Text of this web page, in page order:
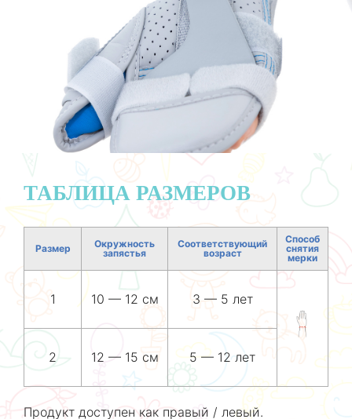
ТАБЛИЦА РАЗМЕРОВ
Размер
Окружность
запястья
Соответствующий
возраст
Способ
снятия
мерки
1 10 — 12 см 3 — 5 лет
2 12 — 15 см 5 — 12 лет
Продукт доступен как правый / левый.